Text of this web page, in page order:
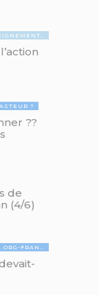
BIBLIQUES
?
??
de
(4/6)
FRANÇAIS